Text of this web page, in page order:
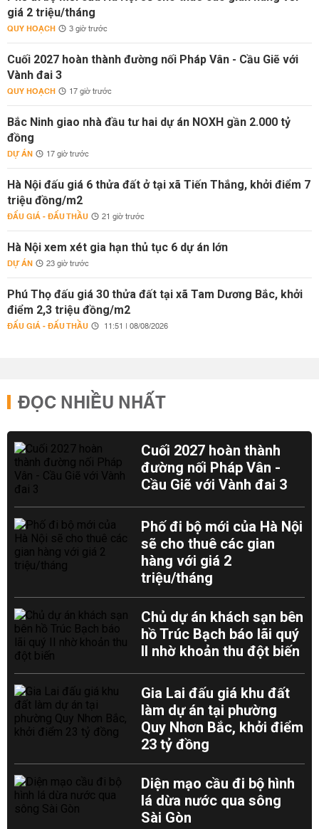
giá 2 triệu/tháng
QUY HOẠCH 3 giờ trước
Cuối 2027 hoàn thành đường nối Pháp Vân - Cầu Giẽ với
Vành đai 3
QUY HOẠCH 17 giờ trước
Bắc Ninh giao nhà đầu tư hai dự án NOXH gần 2.000 tỷ
đồng
DỰ ÁN 17 giờ trước
Hà Nội đấu giá 6 thửa đất ở tại xã Tiến Thắng, khởi điểm 7
triệu đồng/m2
ĐẤU GIÁ - ĐẤU THẦU 21 giờ trước
Hà Nội xem xét gia hạn thủ tục 6 dự án lớn
DỰ ÁN 23 giờ trước
Phú Thọ đấu giá 30 thửa đất tại xã Tam Dương Bắc, khởi
điểm 2,3 triệu đồng/m2
ĐẤU GIÁ - ĐẤU THẦU 11:51 | 08/08/2026
ĐỌC NHIỀU NHẤT
Cuối 2027 hoàn thành
đường nối Pháp Vân -
Cầu Giẽ với Vành đai 3
Phố đi bộ mới của Hà Nội
sẽ cho thuê các gian
hàng với giá 2
triệu/tháng
Chủ dự án khách sạn bên
hồ Trúc Bạch báo lãi quý
II nhờ khoản thu đột biến
Gia Lai đấu giá khu đất
làm dự án tại phường
Quy Nhơn Bắc, khởi điểm
23 tỷ đồng
Diện mạo cầu đi bộ hình
lá dừa nước qua sông
Sài Gòn